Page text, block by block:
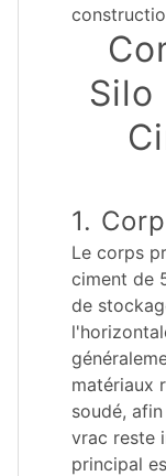
1.
Le corps
ciment de
de
matériaux
soudé,
vrac reste
principal